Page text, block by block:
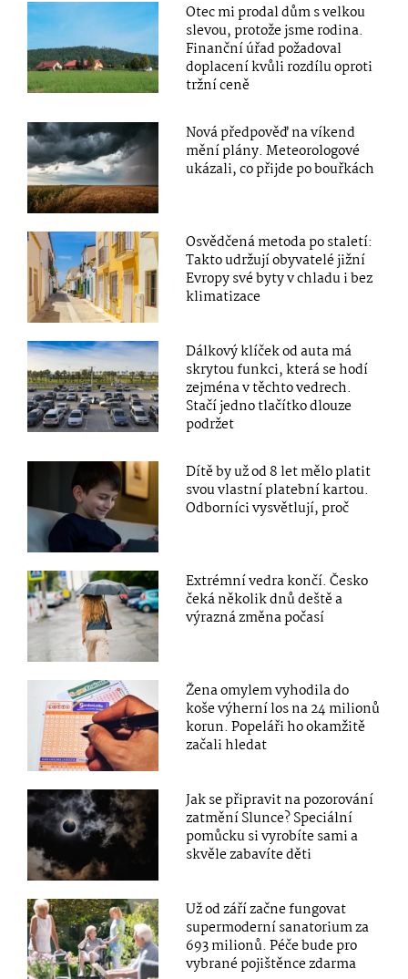
Otec mi prodal dům s velkou
slevou, protože jsme rodina.
Finanční úřad požadoval
doplacení kvůli rozdílu oproti
tržní ceně
Nová předpověď na víkend
mění plány. Meteorologové
ukázali, co přijde po bouřkách
Osvědčená metoda po staletí:
Takto udržují obyvatelé jižní
Evropy své byty v chladu i bez
klimatizace
Dálkový klíček od auta má
skrytou funkci, která se hodí
zejména v těchto vedrech.
Stačí jedno tlačítko dlouze
podržet
Dítě by už od 8 let mělo platit
svou vlastní platební kartou.
Odborníci vysvětlují, proč
Extrémní vedra končí. Česko
čeká několik dnů deště a
výrazná změna počasí
Žena omylem vyhodila do
koše výherní los na 24 milionů
korun. Popeláři ho okamžitě
začali hledat
Jak se připravit na pozorování
zatmění Slunce? Speciální
pomůcku si vyrobíte sami a
skvěle zabavíte děti
Už od září začne fungovat
supermoderní sanatorium za
693 milionů. Péče bude pro
vybrané pojištěnce zdarma